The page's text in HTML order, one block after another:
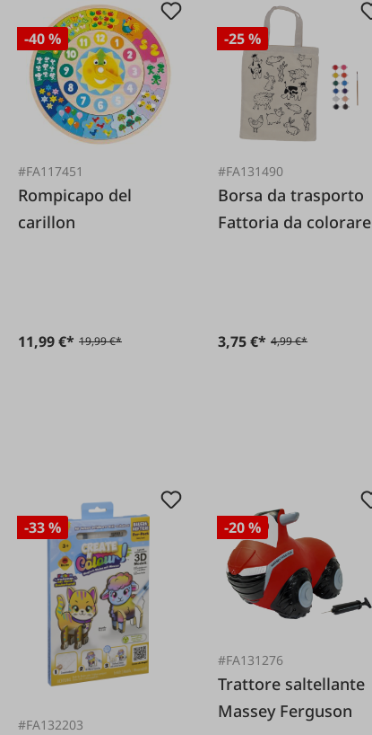
-40 %
#FA117451
Rompicapo del
carillon
11,99 €* 19,99 €*
-25 %
#FA131490
Borsa da trasporto
Fattoria da colorare
3,75 €* 4,99 €*
-33 %
#FA132203
-20 %
#FA131276
Trattore saltellante
Massey Ferguson